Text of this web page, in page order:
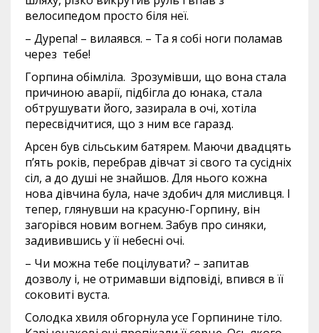
велосипедом просто біля неї.
– Дурепа! – вилаявся. – Та я собі ноги поламав
через тебе!
Горпина обімліла. Зрозумівши, що вона стала
причиною аварії, підбігла до юнака, стала
обтрушувати його, зазирала в очі, хотіла
пересвідчитися, що з ним все гаразд.
Арсен був сільським батярем. Маючи двадцять
п’ять років, перебрав дівчат зі свого та сусідніх
сіл, а до душі не знайшов. Для нього кожна
нова дівчина була, наче здобич для мисливця. І
тепер, глянувши на красуню-Горпину, він
загорівся новим вогнем. Забув про синяки,
задивившись у її небесні очі.
– Чи можна тебе поцілувати? – запитав
дозволу і, не отримавши відповіді, впився в її
соковиті вуста.
Солодка хвиля обгорнула усе Горпинине тіло.